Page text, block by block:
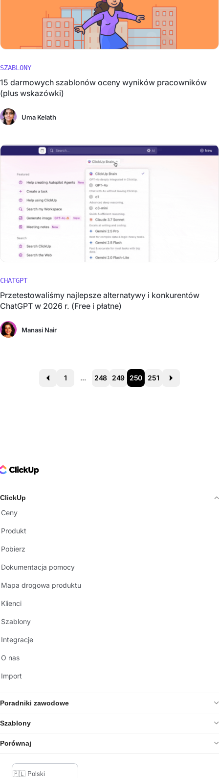
SZABLONY
15 darmowych szablonów oceny wyników pracowników
(plus wskazówki)
Uma Kelath
CHATGPT
Przetestowaliśmy najlepsze alternatywy i konkurentów
ChatGPT w 2026 r. (Free i płatne)
Manasi Nair
Prev 1 ... 248 249 250 251 Next
Logo
ClickUp
Ceny
Produkt
Pobierz
Dokumentacja pomocy
Mapa drogowa produktu
Klienci
Szablony
Integracje
O nas
Import
Poradniki zawodowe
Szablony
Porównaj